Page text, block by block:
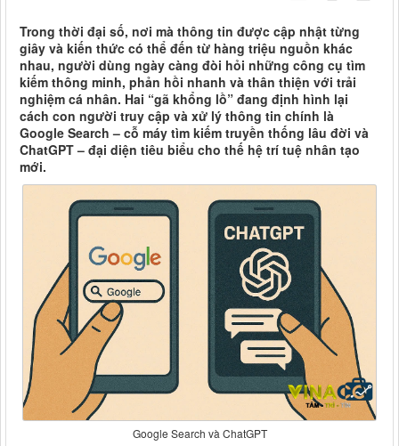
Trong thời đại số, nơi mà thông tin được cập nhật từng
giây và kiến thức có thể đến từ hàng triệu nguồn khác
nhau, người dùng ngày càng đòi hỏi những công cụ tìm
kiếm thông minh, phản hồi nhanh và thân thiện với trải
nghiệm cá nhân. Hai “gã khổng lồ” đang định hình lại
cách con người truy cập và xử lý thông tin chính là
Google Search – cỗ máy tìm kiếm truyền thống lâu đời và
ChatGPT – đại diện tiêu biểu cho thế hệ trí tuệ nhân tạo
mới.
Google Search và ChatGPT